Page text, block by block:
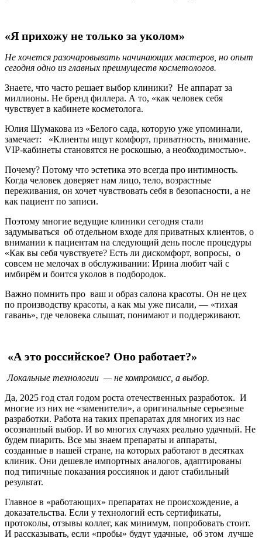
«Я прихожу не только за уколом»
Не хочется разочаровывать начинающих мастеров, но опыт
сегодня одно из главных преимуществ косметологов.
Знаете, что часто решает выбор клиники? Не аппарат за
миллионы. Не бренд филлера. А то, «как человек себя
чувствует в кабинете косметолога.
Юлия Шумакова из «Белого сада, которую уже упоминали,
замечает: «Клиенты ищут комфорт, приватность, внимание.
VIP-кабинеты становятся не роскошью, а необходимостью».
Почему? Потому что эстетика это всегда про интимность.
Когда человек доверяет нам лицо, тело, возрастные
переживания, он хочет чувствовать себя в безопасности, а не
как пациент по записи.
Поэтому многие ведущие клиники сегодня стали
задумываться об отдельном входе для приватных клиентов, о
внимании к пациентам на следующий день после процедуры
«Как вы себя чувствуете? Есть ли дискомфорт, вопросы, о
совсем не мелочах в обслуживании: Ирина любит чай с
имбирём и боится уколов в подбородок.
Важно помнить про ваш и образ салона красоты. Он не цех
по производству красоты, а как мы уже писали, — «тихая
гавань», где человека слышат, понимают и поддерживают.
«А это российское? Оно работает?»
Локальные технологии — не компромисс, а выбор.
Да, 2025 год стал годом роста отечественных разработок. И
многие из них не «заменители», а оригинальные серьезные
разработки. Работа на таких препаратах для многих из нас
осознанный выбор. И во многих случаях реально удачный. Не
будем пиарить. Все мы знаем препараты и аппараты,
созданные в нашей стране, на которых работают в десятках
клиник. Они дешевле импортных аналогов, адаптированы
под типичные показания россиянок и дают стабильный
результат.
Главное в «работающих» препаратах не происхождение, а
доказательства. Если у технологий есть сертификаты,
протоколы, отзывы коллег, как минимум, попробовать стоит.
И рассказывать, если «пробы» будут удачные, об этом лучше